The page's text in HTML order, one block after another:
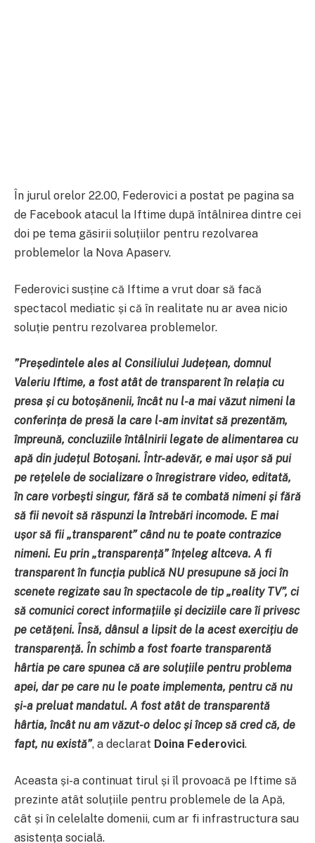
În jurul orelor 22.00, Federovici a postat pe pagina sa
de Facebook atacul la Iftime după întâlnirea dintre cei
doi pe tema găsirii soluțiilor pentru rezolvarea
problemelor la Nova Apaserv.
Federovici susține că Iftime a vrut doar să facă
spectacol mediatic și că în realitate nu ar avea nicio
soluție pentru rezolvarea problemelor.
”Președintele ales al Consiliului Județean, domnul
Valeriu Iftime, a fost atât de transparent în relația cu
presa și cu botoșănenii, încât nu l-a mai văzut nimeni la
conferința de presă la care l-am invitat să prezentăm,
împreună, concluziile întâlnirii legate de alimentarea cu
apă din județul Botoșani. Într-adevăr, e mai ușor să pui
pe rețelele de socializare o înregistrare video, editată,
în care vorbești singur, fără să te combată nimeni și fără
să fii nevoit să răspunzi la întrebări incomode. E mai
ușor să fii „transparent” când nu te poate contrazice
nimeni. Eu prin „transparență” înțeleg altceva. A fi
transparent în funcția publică NU presupune să joci în
scenete regizate sau în spectacole de tip „reality TV”, ci
să comunici corect informațiile și deciziile care îi privesc
pe cetățeni. Însă, dânsul a lipsit de la acest exercițiu de
transparență. În schimb a fost foarte transparentă
hârtia pe care spunea că are soluțiile pentru problema
apei, dar pe care nu le poate implementa, pentru că nu
și-a preluat mandatul. A fost atât de transparentă
hârtia, încât nu am văzut-o deloc și încep să cred că, de
fapt, nu există”, a declarat Doina Federovici.
Aceasta și-a continuat tirul și îl provoacă pe Iftime să
prezinte atât soluțiile pentru problemele de la Apă,
cât și în celelalte domenii, cum ar fi infrastructura sau
asistența socială.